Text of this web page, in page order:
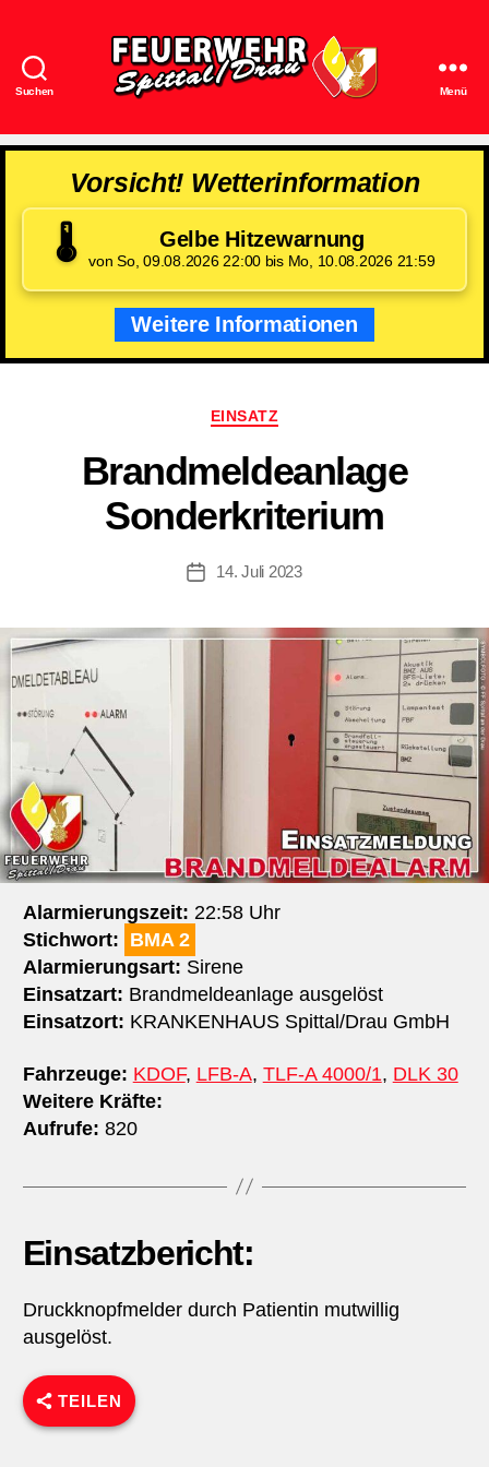
Suchen
Spittal/Drau
Menü
Vorsicht! Wetterinformation
🌡️ Gelbe Hitzewarnung
von So, 09.08.2026 22:00 bis Mo, 10.08.2026 21:59
Weitere Informationen
Kategorien
EINSATZ
Brandmeldeanlage
Sonderkriterium
Beitragsdatum
14. Juli 2023
Alarmierungszeit: 22:58 Uhr
Stichwort: BMA 2
Alarmierungsart: Sirene
Einsatzart: Brandmeldeanlage ausgelöst
Einsatzort: KRANKENHAUS Spittal/​Drau GmbH
Fahrzeuge: KDOF, LFB-A, TLF-A 4000/1, DLK 30
Weitere Kräfte:
Aufrufe: 820
Einsatzbericht:
Druckknopfmelder durch Patientin mutwillig
ausgelöst.
TEILEN